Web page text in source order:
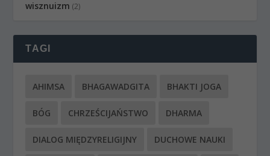
wisznuizm (2)
TAGI
AHIMSA BHAGAWADGITA BHAKTI JOGA
BÓG CHRZEŚCIJAŃSTWO DHARMA
DIALOG MIĘDZYRELIGIJNY DUCHOWE NAUKI